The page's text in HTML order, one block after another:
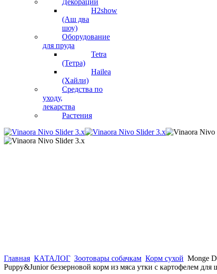
Декорации
H2show
(Аш два
шоу)
Оборудование
для пруда
Tetra
(Тетра)
Hailea
(Хайли)
Средства по
уходу,
лекарства
Растения
Главная КАТАЛОГ Зоотовары собачкам Корм сухой Monge
Puppy&Junior беззерновой корм из мяса утки с картофелем для